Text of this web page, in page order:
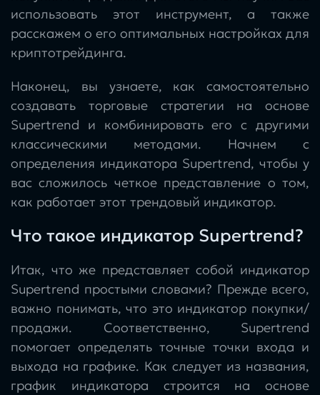
использовать этот инструмент, а также
расскажем о его оптимальных настройках для
криптотрейдинга.
Наконец, вы узнаете, как самостоятельно
создавать торговые стратегии на основе
Supertrend и комбинировать его с другими
классическими методами. Начнем с
определения индикатора Supertrend, чтобы у
вас сложилось четкое представление о том,
как работает этот трендовый индикатор.
Что такое индикатор Supertrend?
Итак, что же представляет собой индикатор
Supertrend простыми словами? Прежде всего,
важно понимать, что это индикатор покупки/
продажи. Соответственно, Supertrend
помогает определять точные точки входа и
выхода на графике. Как следует из названия,
график индикатора строится на основе